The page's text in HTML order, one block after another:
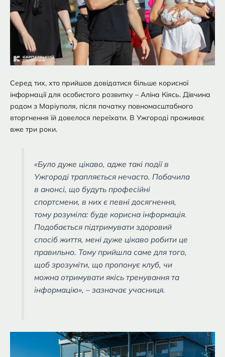
Серед тих, хто прийшов довідатися більше корисної
інформації для особистого розвитку – Аліна Кіясь. Дівчина
родом з Маріуполя, після початку повномасштабного
вторгнення їй довелося переїхати. В Ужгороді проживає
вже три роки.
«Було дуже цікаво, адже такі події в
Ужгороді трапляється нечасто. Побачила
в анонсі, що будуть професійні
спортсмени, в них є певні досягнення,
тому розуміла: буде корисна інформація.
Подобається підтримувати здоровий
спосіб життя, мені дуже цікаво робити це
правильно. Тому прийшла саме для того,
щоб зрозуміти, що пропонує клуб, чи
можна отримувати якісь тренування та
інформацію», – зазначає учасниця.